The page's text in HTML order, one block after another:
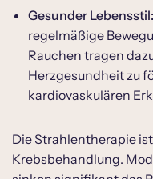
Gesunder Lebensstil:
regelmäßige
Rauchen tragen
Herzgesundheit zu
kardiovaskulären
Die Strahlentherapie
Krebsbehandlung.